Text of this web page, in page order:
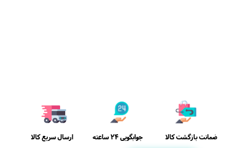
ارسال سریع کالا ضمانت بازگشت کالا جوابگویی 24 ساعته